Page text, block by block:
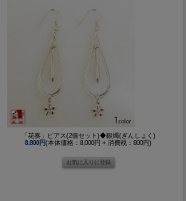
「花奏」ピアス(2個セット)◆銀燭(ぎんしょく)
8,800円(本体価格：8,000円 + 消費税：800円)